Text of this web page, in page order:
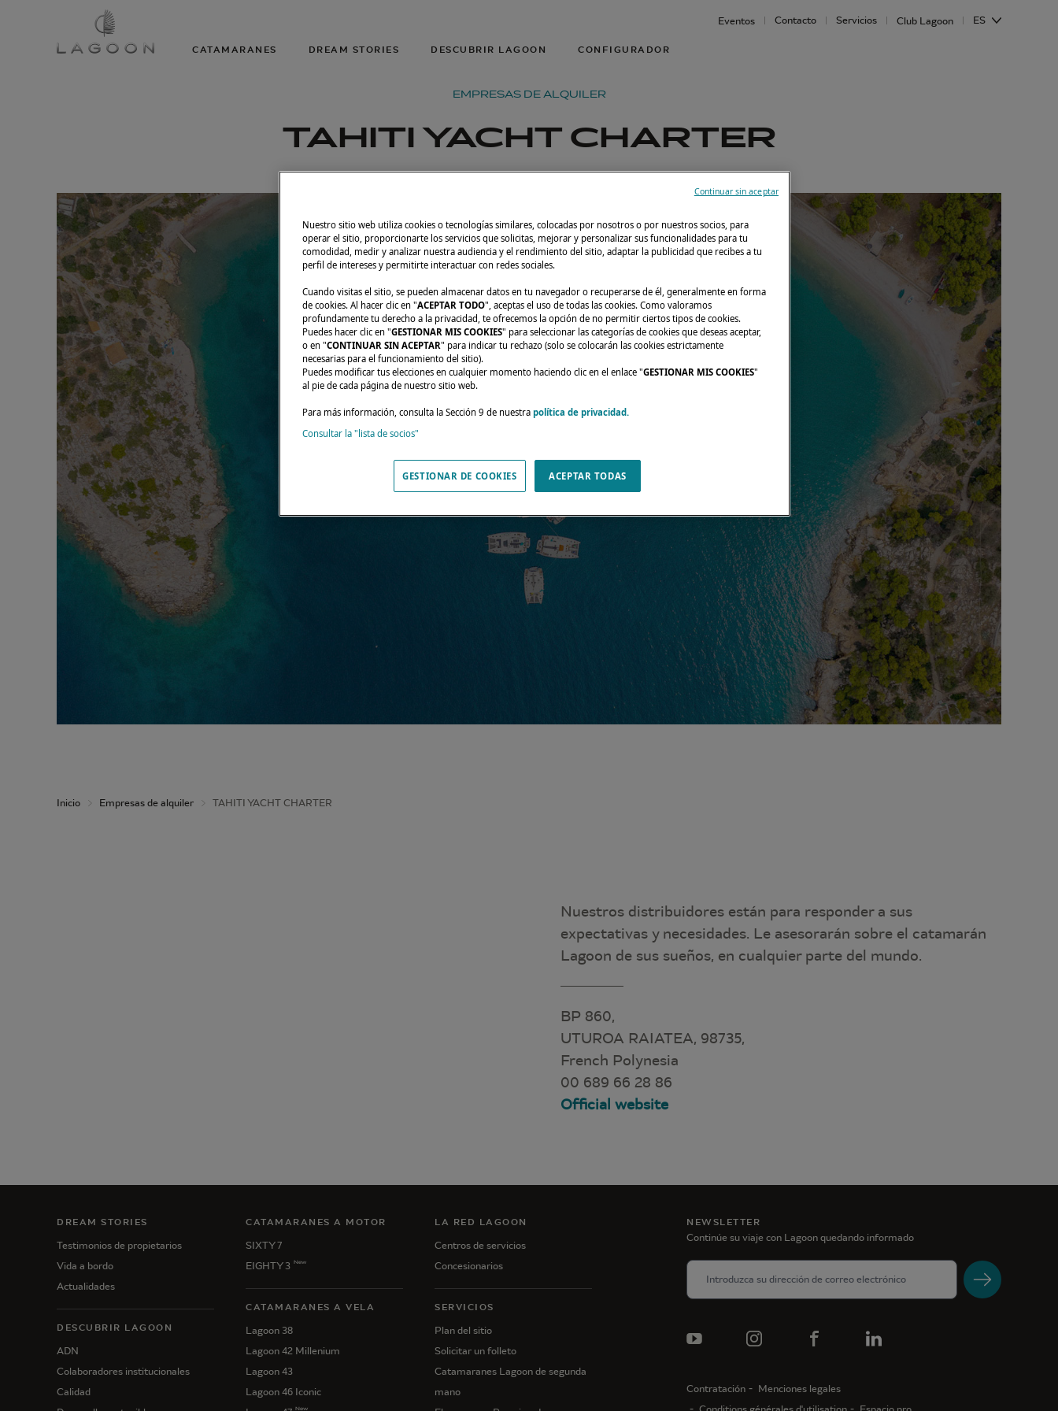
CATAMARANES DREAM STORIES DESCUBRIR LAGOON CONFIGURADOR
Eventos Contacto Servicios Club Lagoon ES
EMPRESAS DE ALQUILER
TAHITI YACHT CHARTER
Inicio Empresas de alquiler TAHITI YACHT CHARTER
Nuestros distribuidores están para responder a sus
expectativas y necesidades. Le asesorarán sobre el catamarán
Lagoon de sus sueños, en cualquier parte del mundo.
BP 860,
UTUROA RAIATEA, 98735,
French Polynesia
00 689 66 28 86
Official website
DREAM STORIES
Testimonios de propietarios
Vida a bordo
Actualidades
DESCUBRIR LAGOON
ADN
Colaboradores institucionales
Calidad
CATAMARANES A MOTOR
SIXTY 7
EIGHTY 3 New
CATAMARANES A VELA
Lagoon 38
Lagoon 42 Millenium
Lagoon 43
Lagoon 46 Iconic
New
LA RED LAGOON
Centros de servicios
Concesionarios
SERVICIOS
Plan del sitio
Solicitar un folleto
Catamaranes Lagoon de segunda
mano
NEWSLETTER
Continúe su viaje con Lagoon quedando informado
Contratación
Menciones legales
Nuestro sitio web utiliza cookies o tecnologías similares, colocadas por nosotros o por nuestros socios, para
operar el sitio, proporcionarte los servicios que solicitas, mejorar y personalizar sus funcionalidades para tu
comodidad, medir y analizar nuestra audiencia y el rendimiento del sitio, adaptar la publicidad que recibes a tu
perfil de intereses y permitirte interactuar con redes sociales.
Cuando visitas el sitio, se pueden almacenar datos en tu navegador o recuperarse de él, generalmente en forma
de cookies. Al hacer clic en "ACEPTAR TODO", aceptas el uso de todas las cookies. Como valoramos
profundamente tu derecho a la privacidad, te ofrecemos la opción de no permitir ciertos tipos de cookies.
Puedes hacer clic en "GESTIONAR MIS COOKIES" para seleccionar las categorías de cookies que deseas aceptar,
o en "CONTINUAR SIN ACEPTAR" para indicar tu rechazo (solo se colocarán las cookies estrictamente
necesarias para el funcionamiento del sitio).
Puedes modificar tus elecciones en cualquier momento haciendo clic en el enlace "GESTIONAR MIS COOKIES"
al pie de cada página de nuestro sitio web.
Para más información, consulta la Sección 9 de nuestra política de privacidad.
Consultar la "lista de socios"
GESTIONAR DE COOKIES ACEPTAR TODAS
Continuar sin aceptar